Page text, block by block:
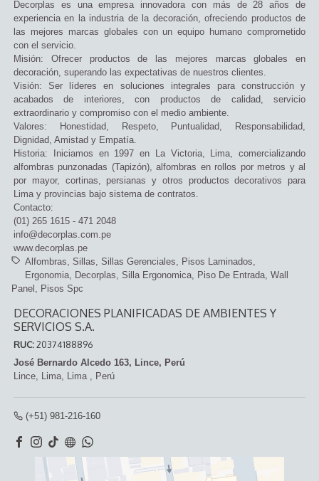
Decorplas es una empresa innovadora con más de 28 años de
experiencia en la industria de la decoración, ofreciendo productos de
las mejores marcas globales con un equipo humano comprometido
con el servicio.
Misión: Ofrecer productos de las mejores marcas globales en
decoración, superando las expectativas de nuestros clientes.
Visión: Ser líderes en soluciones integrales para construcción y
acabados de interiores, con productos de calidad, servicio
extraordinario y compromiso con el medio ambiente.
Valores: Honestidad, Respeto, Puntualidad, Responsabilidad,
Dignidad, Amistad y Empatía.
Historia: Iniciamos en 1997 en La Victoria, Lima, comercializando
alfombras punzonadas (Tapizón), alfombras en rollos por metros y al
por mayor, cortinas, persianas y otros productos decorativos para
Lima y provincias bajo sistema de contratos.
Contacto:
(01) 265 1615 - 471 2048
info@decorplas.com.pe
www.decorplas.pe
Alfombras
Sillas Sillas Gerenciales
Pisos Laminados
Ergonomia
Decorplas Silla Ergonomica Piso De Entrada Wall
Panel
Pisos Spc
DECORACIONES PLANIFICADAS DE AMBIENTES Y
SERVICIOS S.A.
RUC:20374188896
José Bernardo Alcedo 163, Lince, Perú
Lince, Lima, Lima , Perú
(+51) 981-216-160